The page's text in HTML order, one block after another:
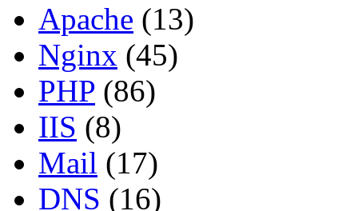
Apache (13)
Nginx (45)
PHP (86)
IIS (8)
Mail (17)
DNS (16)